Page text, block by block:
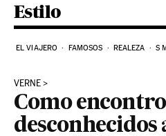
Estilo
EL VIAJERO FAMOSOS REALEZA S
VERNE
Como
desconhecidos